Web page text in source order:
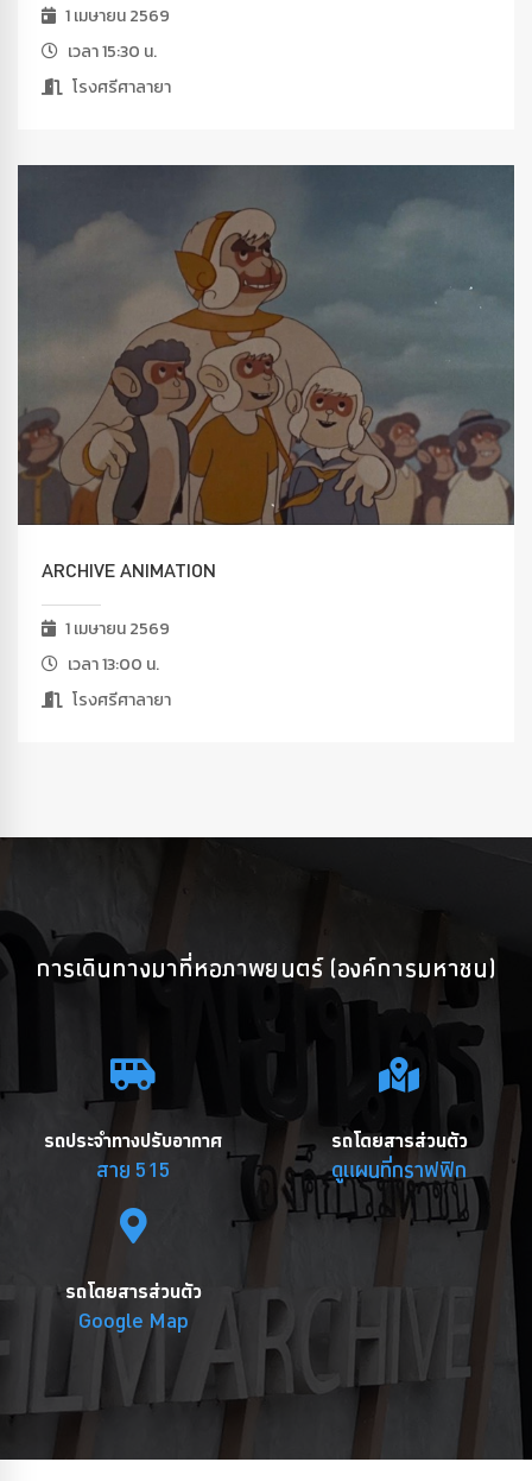
1 เมษายน 2569
เวลา 15:30 น.
โรงศรีศาลายา
ARCHIVE ANIMATION
1 เมษายน 2569
เวลา 13:00 น.
โรงศรีศาลายา
การเดินทางมาที่หอภาพยนตร์ (องค์การมหาชน)
รถประจำทางปรับอากาศ
สาย 515
รถโดยสารส่วนตัว
ดูแผนที่กราฟฟิก
รถโดยสารส่วนตัว
Google Map